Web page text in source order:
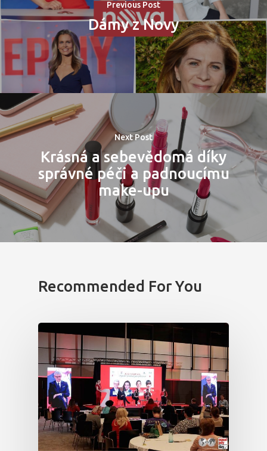
Previous Post
Dámy z Novy
Next Post
Krásná a sebevědomá díky
správné péči a padnoucímu
make-upu
Recommended For You
Osobnosti
Dopad
Aktuality
Partneři
Vstupenky